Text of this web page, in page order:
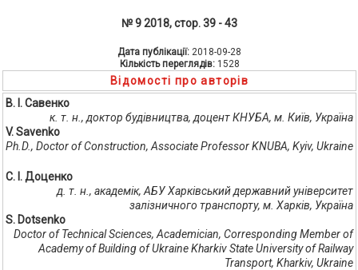
№ 9 2018, стор. 39 - 43
Дата публікації: 2018-09-28
Кількість переглядів: 1528
Відомості про авторів
В. І. Савенко
к. т. н., доктор будівництва, доцент КНУБА, м. Київ, Україна
V. Savenko
Ph.D., Doctor of Construction, Associate Professor KNUBA, Kyiv, Ukraine
С. І. Доценко
д. т. н., академік, АБУ Харківський державний університет
залізничного транспорту, м. Харків, Україна
S. Dotsenko
Doctor of Technical Sciences, Academician, Corresponding Member of
Academy of Building of Ukraine Kharkiv State University of Railway
Transport, Kharkiv, Ukraine